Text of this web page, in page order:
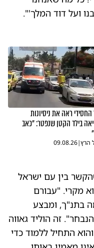
ועל דוד המלך'".
ראה את ניסיונות
בילד הקטן שנפטר: "כאב
הרץ|
09.08.26
בין עם ישראל
מקרי. "עבורם
בתנ"ך, ומבצע
זה הוליד גאווה
התחיל ללמוד כדי